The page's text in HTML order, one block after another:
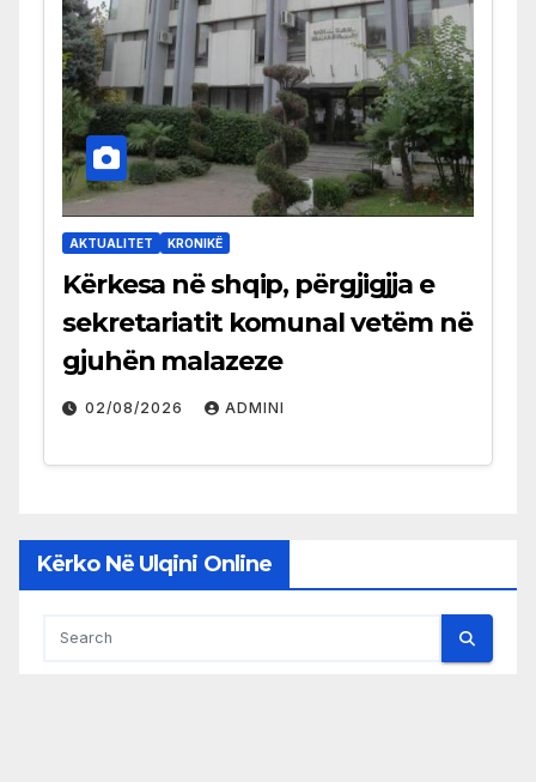
AKTUALITET KRONIKË
Kërkesa në shqip, përgjigjja e
sekretariatit komunal vetëm në
gjuhën malazeze
02/08/2026 ADMINI
Kërko Në Ulqini Online